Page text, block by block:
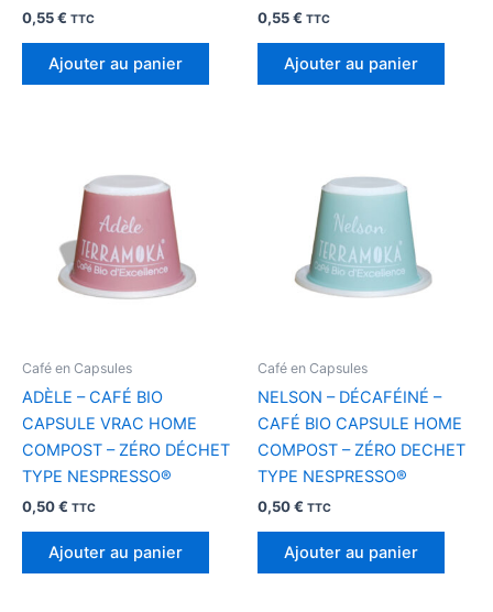
0,55€ TTC
Ajouter au panier
0,55€ TTC
Ajouter au panier
Café en Capsules
ADÈLE – CAFÉ BIO
CAPSULE VRAC HOME
COMPOST – ZÉRO DÉCHET
TYPE NESPRESSO®
0,50€ TTC
Ajouter au panier
Café en Capsules
NELSON – DÉCAFÉINÉ –
CAFÉ BIO CAPSULE HOME
COMPOST – ZÉRO DECHET
TYPE NESPRESSO®
0,50€ TTC
Ajouter au panier